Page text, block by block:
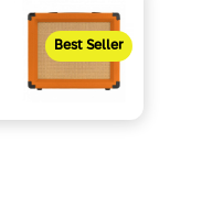
Best Seller